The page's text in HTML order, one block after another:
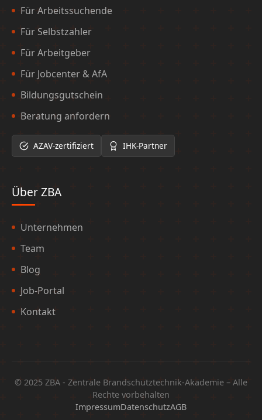
Für Arbeitssuchende
Für Selbstzahler
Für Arbeitgeber
Für Jobcenter & AfA
Bildungsgutschein
Beratung anfordern
AZAV-zertifiziert IHK-Partner
Über ZBA
Unternehmen
Team
Blog
Job-Portal
Kontakt
© 2025 ZBA - Zentrale Brandschutztechnik-Akademie – Alle
Rechte vorbehalten
ImpressumDatenschutzAGB